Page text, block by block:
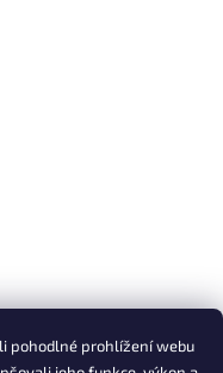
pohodlné prohlížení webu